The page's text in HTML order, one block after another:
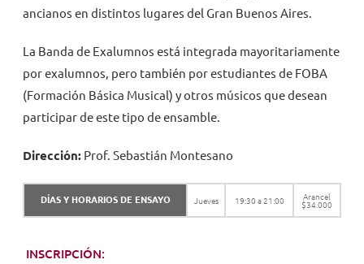
ancianos en distintos lugares del Gran Buenos Aires.
La Banda de Exalumnos está integrada mayoritariamente
por exalumnos, pero también por estudiantes de FOBA
(Formación Básica Musical) y otros músicos que desean
participar de este tipo de ensamble.
Dirección: Prof. Sebastián Montesano
DÍAS Y HORARIOS DE ENSAYO Jueves 19:30 a 21:00
Arancel
$34.000
INSCRIPCIÓN: